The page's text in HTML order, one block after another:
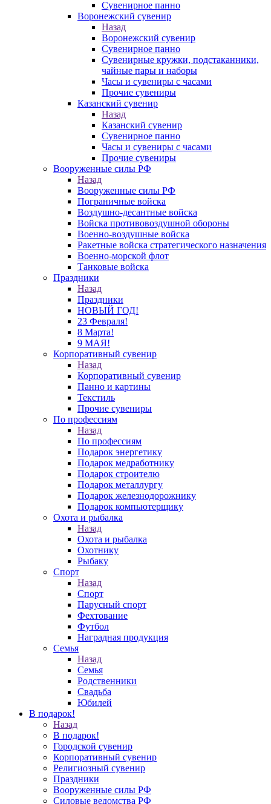
Сувенирное панно
Воронежский сувенир
Назад
Воронежский сувенир
Сувенирное панно
Сувенирные кружки, подстаканники,
чайные пары и наборы
Часы и сувениры с часами
Прочие сувениры
Казанский сувенир
Назад
Казанский сувенир
Сувенирное панно
Часы и сувениры с часами
Прочие сувениры
Вооруженные силы РФ
Назад
Вооруженные силы РФ
Пограничные войска
Воздушно-десантные войска
Войска противовоздушной обороны
Военно-воздушные войска
Ракетные войска стратегического назначения
Военно-морской флот
Танковые войска
Праздники
Назад
Праздники
НОВЫЙ ГОД!
23 Февраля!
8 Марта!
9 МАЯ!
Корпоративный сувенир
Назад
Корпоративный сувенир
Панно и картины
Текстиль
Прочие сувениры
По профессиям
Назад
По профессиям
Подарок энергетику
Подарок медработнику
Подарок строителю
Подарок металлургу
Подарок железнодорожнику
Подарок компьютерщику
Охота и рыбалка
Назад
Охота и рыбалка
Охотнику
Рыбаку
Спорт
Назад
Спорт
Парусный спорт
Фехтование
Футбол
Наградная продукция
Семья
Назад
Семья
Родственники
Свадьба
Юбилей
В подарок!
Назад
В подарок!
Городской сувенир
Корпоративный сувенир
Религиозный сувенир
Праздники
Вооруженные силы РФ
Силовые ведомства РФ